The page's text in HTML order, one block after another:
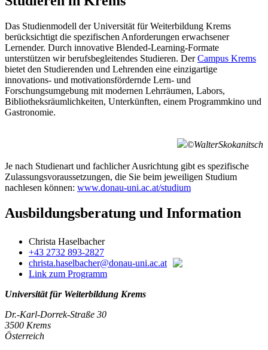
Das Studienmodell der Universität für Weiterbildung Krems
berücksichtigt die spezifischen Anforderungen erwachsener
Lernender. Durch innovative Blended-Learning-Formate
unterstützen wir berufsbegleitendes Studieren. DerCampus Krems
bietet den Studierenden und Lehrenden eine einzigartige
innovations- und motivationsfördernde Lern- und
Forschungsumgebung mit modernen Lehrräumen, Labors,
Bibliotheksräumlichkeiten, Unterkünften, einem Programmkino und
Gastronomie.
©WalterSkokanitsch
Je nach Studienart und fachlicher Ausrichtung gibt es spezifische
Zulassungsvoraussetzungen, die Sie beim jeweiligen Studium
nachlesen können: www.donau-uni.ac.at/studium
Ausbildungsberatung und Information
Christa Haselbacher
+43 2732 893-2827
christa.haselbacher@donau-uni.ac.at
Link zum Programm
Universität für Weiterbildung Krems
Dr.-Karl-Dorrek-Straße 30
3500 Krems
Österreich